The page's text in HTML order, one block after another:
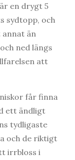
en drygt 5
sydtopp, och
än
ned längs
att
får finna
ett ändligt
tydligaste
och de riktigt
irrbloss i